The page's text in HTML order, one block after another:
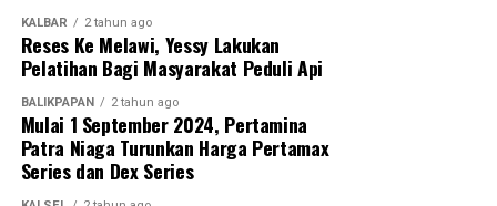
KALBAR 2 tahun ago
Reses Ke Melawi, Yessy Lakukan
Pelatihan Bagi Masyarakat Peduli Api
BALIKPAPAN 2 tahun ago
Mulai 1 September 2024, Pertamina
Patra Niaga Turunkan Harga Pertamax
Series dan Dex Series